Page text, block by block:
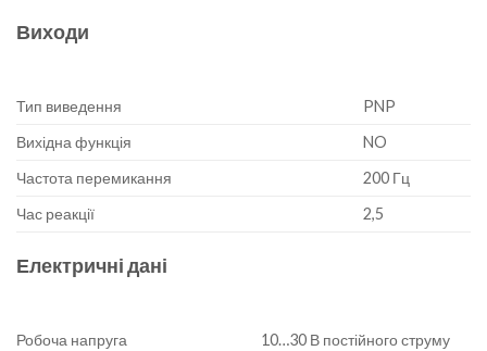
Виходи
Тип виведення
PNP
Вихідна функція
NO
Частота перемикання
200 Гц
Час реакції
2,5
Електричні дані
Робоча напруга
10…30 В постійного струму